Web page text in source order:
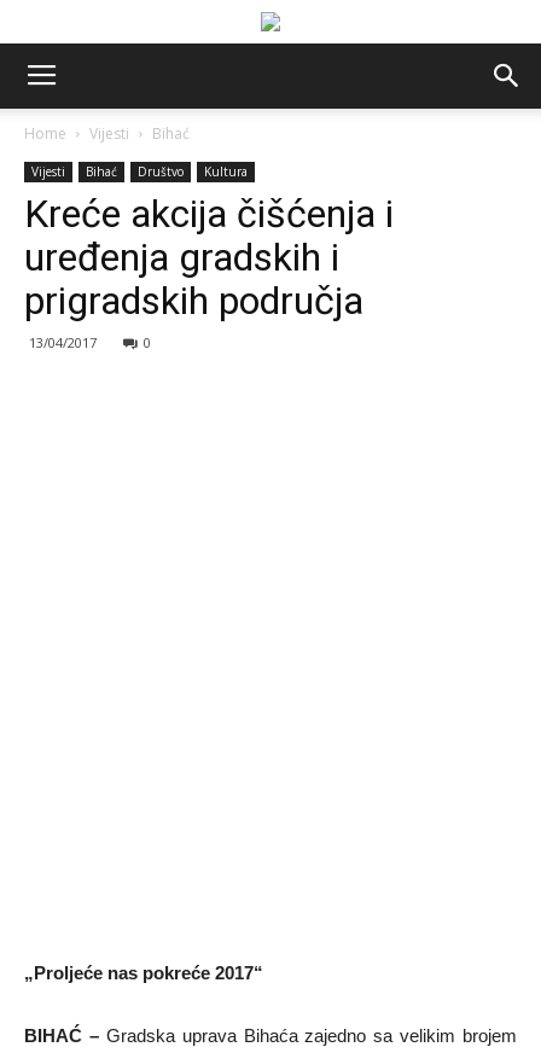
Home Vijesti Bihać
Vijesti Bihać Društvo Kultura
Kreće akcija čišćenja i
uređenja gradskih i
prigradskih područja
13/04/2017 0
„Proljeće nas pokreće 2017“
BIHAĆ –Gradska uprava Bihaća zajedno sa velikim brojem